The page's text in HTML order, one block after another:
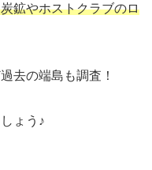
鉱やホストクラブのロ
去の端島も調査！
ょう♪